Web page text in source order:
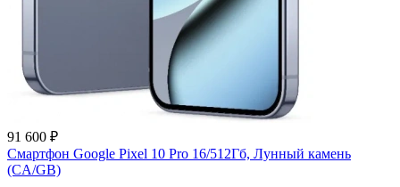
91 600 ₽
Смартфон Google Pixel 10 Pro 16/512Гб, Лунный камень
(CA/GB)